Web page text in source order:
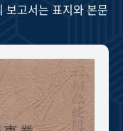
영상 기록물
보고서는 표지와 본문